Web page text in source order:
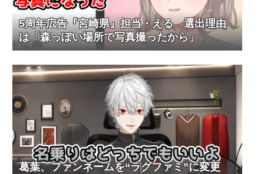
5周年広告『宮崎県』担当・える 選出理由
は「森っぽい場所で写真撮ったから」
葛葉、ファンネームを“ラグファミ”に変更